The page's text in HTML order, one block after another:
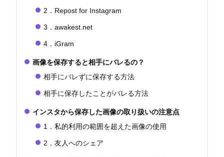
2．Repost for Instagram
3．awakest.net
4．iGram
画像を保存すると相手にバレるの？
相手にバレずに保存する方法
相手に保存したことがバレる方法
インスタから保存した画像の取り扱いの注意点
1．私的利用の範囲を超えた画像の使用
2．友人へのシェア